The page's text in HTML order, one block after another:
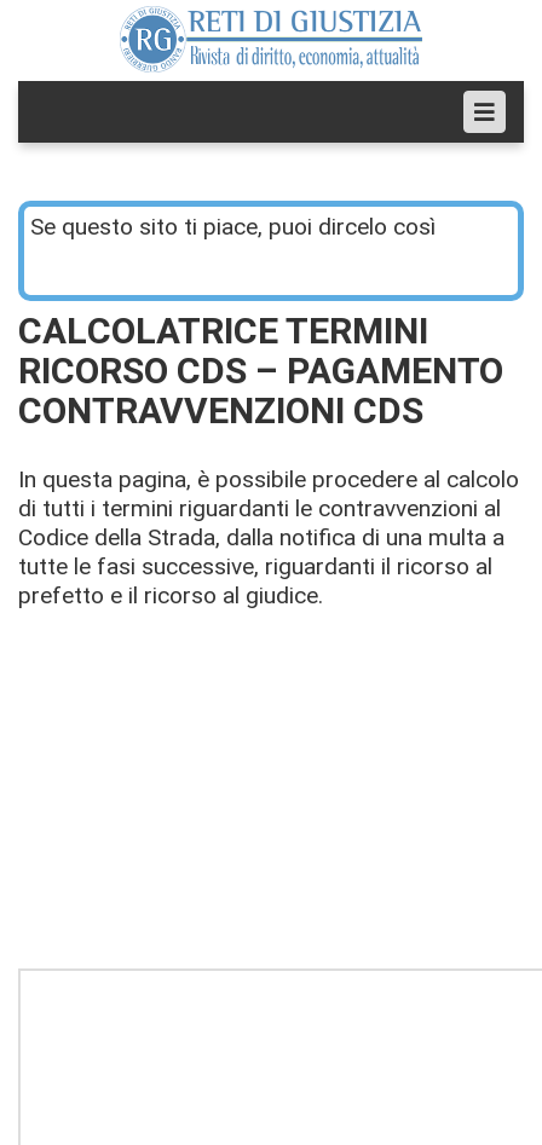
Se questo sito ti piace, puoi dircelo così
CALCOLATRICE TERMINI
RICORSO CDS – PAGAMENTO
CONTRAVVENZIONI CDS
In questa pagina, è possibile procedere al calcolo
di tutti i termini riguardanti le contravvenzioni al
Codice della Strada, dalla notifica di una multa a
tutte le fasi successive, riguardanti il ricorso al
prefetto e il ricorso al giudice.